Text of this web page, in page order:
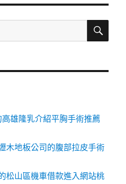
搜
雄隆乳介紹平胸手術推薦
木地板公司的腹部拉皮手術
松山區機車借款進入網站桃